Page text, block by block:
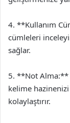
4. **Kullanım
cümleleri
sağlar.
5. **Not Alma:**
kelime
kolaylaştırır.